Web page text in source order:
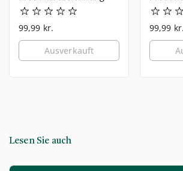
99,99 kr.
Ausverkauft
99,99 kr.
Lesen Sie auch